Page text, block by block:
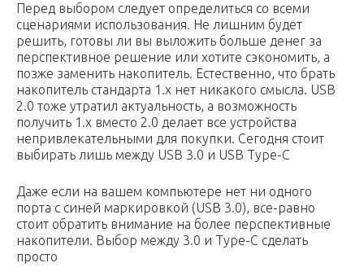
Перед выбором следует определиться со всеми
сценариями использования. Не лишним будет
решить, готовы ли вы выложить больше денег за
перспективное решение или хотите сэкономить, а
позже заменить накопитель. Естественно, что брать
накопитель стандарта 1.x нет никакого смысла. USB
2.0 тоже утратил актуальность, а возможность
получить 1.х вместо 2.0 делает все устройства
непривлекательными для покупки. Сегодня стоит
выбирать лишь между USB 3.0 и USB Type-C
Даже если на вашем компьютере нет ни одного
порта с синей маркировкой (USB 3.0), все-равно
стоит обратить внимание на более перспективные
накопители. Выбор между 3.0 и Type-C сделать
просто